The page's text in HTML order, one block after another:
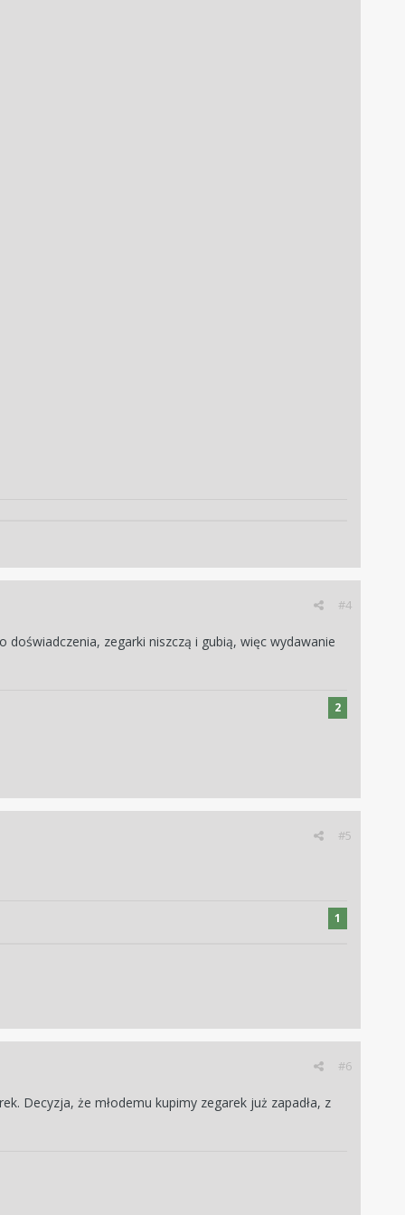
#4
zegarki niszczą i gubią, więc wydawanie
2
#5
1
#6
Decyzja, że młodemu kupimy zegarek już zapadła, z